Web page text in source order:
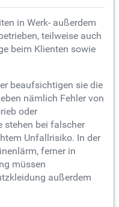
in Werk- außerdem
teilweise auch
beim Klienten sowie
beaufsichtigen sie die
nämlich Fehler von
oder
stehen bei falscher
Unfallrisiko. In der
ferner in
müssen
außerdem